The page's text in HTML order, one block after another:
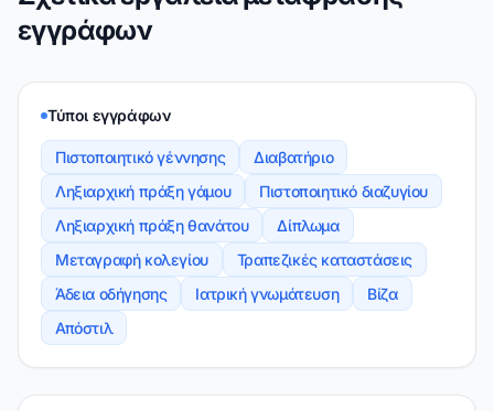
εγγράφων
Τύποι εγγράφων
Πιστοποιητικό γέννησης
Διαβατήριο
Ληξιαρχική πράξη γάμου
Πιστοποιητικό διαζυγίου
Ληξιαρχική πράξη θανάτου
Δίπλωμα
Μεταγραφή κολεγίου
Τραπεζικές καταστάσεις
Άδεια οδήγησης
Ιατρική γνωμάτευση
Βίζα
Απόστιλ